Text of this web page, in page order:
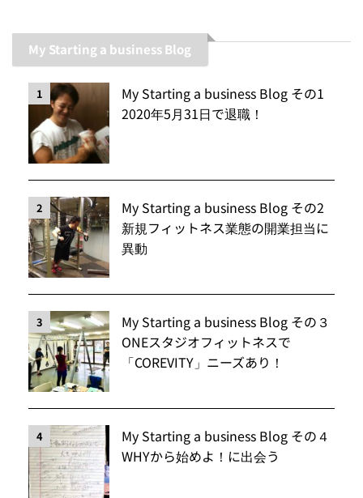
My Starting a business Blog
1
My Starting a business Blog その1
2020年5月31日で退職！
2
My Starting a business Blog その2
新規フィットネス業態の開業担当に
異動
3
My Starting a business Blog その３
ONEスタジオフィットネスで
「COREVITY」ニーズあり！
4
My Starting a business Blog その４
WHYから始めよ！に出会う